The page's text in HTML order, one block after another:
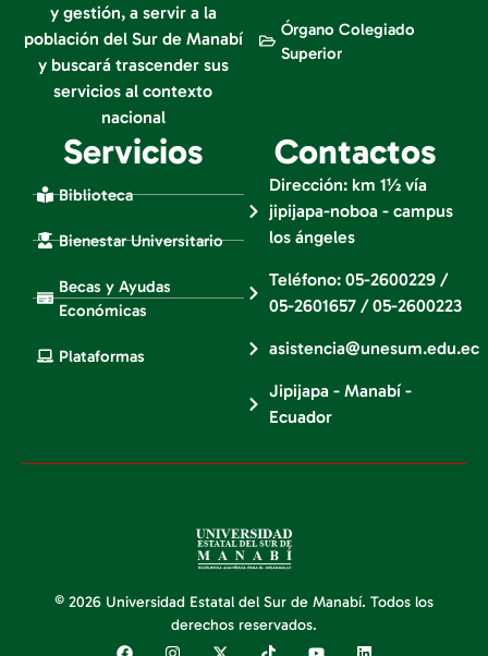
y gestión, a servir a la
población del Sur de Manabí
y buscará trascender sus
servicios al contexto
nacional
Órgano Colegiado
Superior
Servicios
Biblioteca
Bienestar Universitario
Becas y Ayudas
Económicas
Plataformas
Contactos
Dirección: km 1½ vía
jipijapa-noboa - campus
los ángeles
Teléfono: 05-2600229 /
05-2601657 / 05-2600223
asistencia@unesum.edu.ec
Jipijapa - Manabí -
Ecuador
© 2026 Universidad Estatal del Sur de Manabí. Todos los
derechos reservados.